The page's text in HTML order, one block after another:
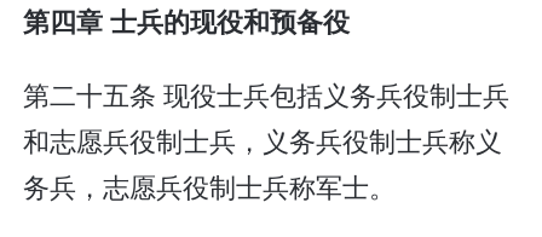
第四章 士兵的现役和预备役
第二十五条 现役士兵包括义务兵役制士兵
和志愿兵役制士兵，义务兵役制士兵称义
务兵，志愿兵役制士兵称军士。